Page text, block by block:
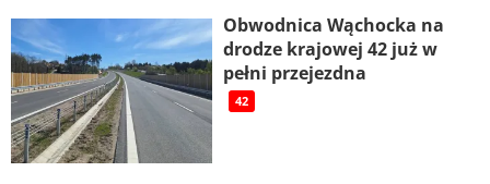
Obwodnica Wąchocka na
drodze krajowej 42 już w
pełni przejezdna
42